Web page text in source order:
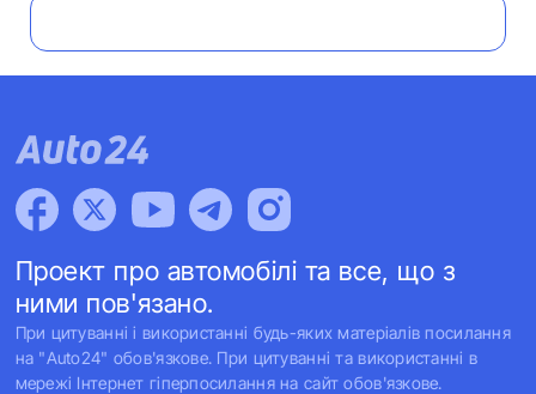
Проект про автомобілі та все, що з
ними пов'язано.
При цитуванні і використанні будь-яких матеріалів посилання
на "Auto24" обов'язкове. При цитуванні та використанні в
мережі Інтернет гіперпосилання на сайт обов'язкове.